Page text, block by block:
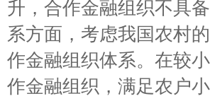
升，合作金融组织不具
系方面，考虑我国农村
作金融组织体系。在较
作金融组织，满足农户